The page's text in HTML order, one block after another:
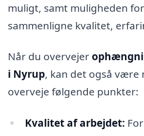
muligt, samt muligheden
sammenligne kvalitet,
Når du overvejer
i Nyrup, kan det også være
overveje følgende punkter:
Kvalitet af arbejdet: